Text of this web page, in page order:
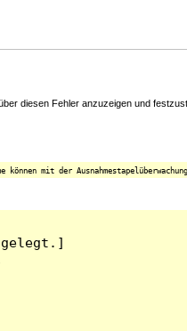
diesen Fehler anzuzeigen und
mit der